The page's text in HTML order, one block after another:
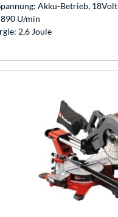
Akku-Betrieb, 18Volt
U/min
2,6 Joule